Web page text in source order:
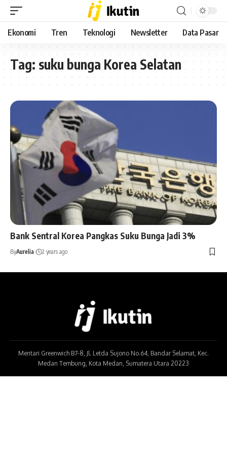
Ekonomi Tren Teknologi Newsletter Data Pasar
Tag: suku bunga Korea Selatan
Bank Sentral Korea Pangkas Suku Bunga Jadi 3%
ByAurelia 2 years ago
Mentari Greenwich B7-8, Jl. Letda Sujono No.64, Bandar Selamat, Kec.
Medan Tembung, Kota Medan, Sumatera Utara 20223